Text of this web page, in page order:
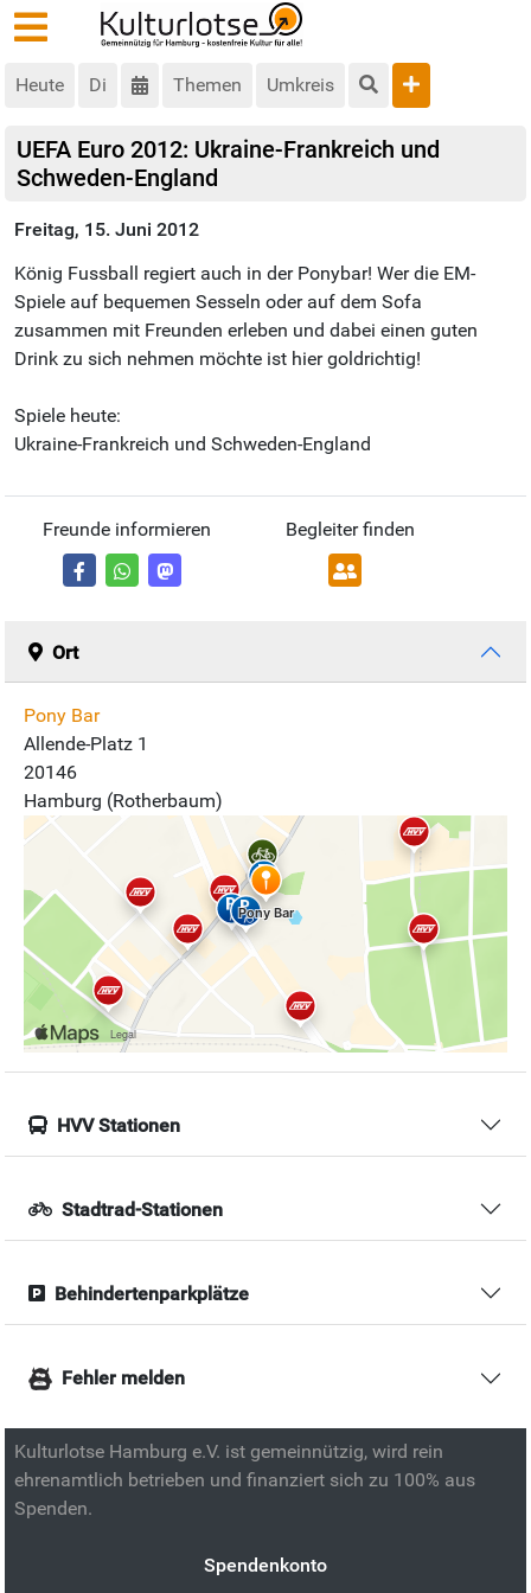
Heute Di Themen Umkreis
UEFA Euro 2012: Ukraine-Frankreich und
Schweden-England
Freitag, 15. Juni 2012
König Fussball regiert auch in der Ponybar! Wer die EM-
Spiele auf bequemen Sesseln oder auf dem Sofa
zusammen mit Freunden erleben und dabei einen guten
Drink zu sich nehmen möchte ist hier goldrichtig!
Spiele heute:
Ukraine-Frankreich und Schweden-England
Freunde informieren Begleiter finden
Ort
Pony Bar
Allende-Platz 1
20146
Hamburg (Rotherbaum)
HVV Stationen
Stadtrad-Stationen
Behindertenparkplätze
Fehler melden
Kulturlotse Hamburg e.V. ist gemeinnützig, wird rein
ehrenamtlich betrieben und finanziert sich zu 100% aus
Spenden.
Spendenkonto